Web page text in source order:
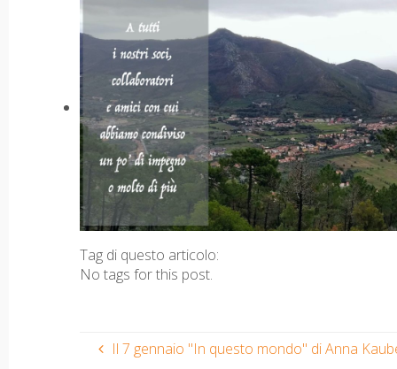
Tag di questo articolo:
No tags for this post.
Il 7 gennaio "In questo mondo" di Anna